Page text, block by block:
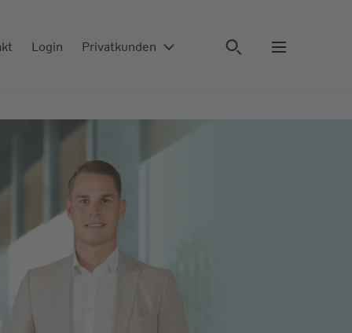
Login Privatkunden